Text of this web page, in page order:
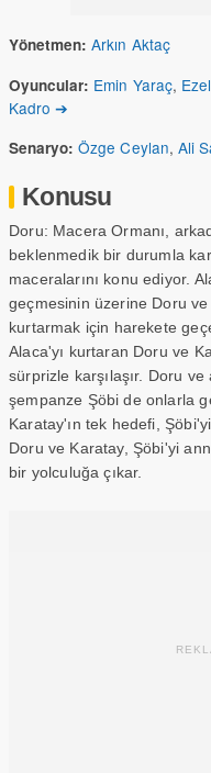
Yönetmen: Arkın Aktaç
Oyuncular: Emin Yaraç,
Kadro ➔
Senaryo: Özge Ceylan, Ali
Konusu
Doru: Macera Ormanı,
beklenmedik bir durumla
maceralarını konu ediyor.
geçmesinin üzerine Doru ve
kurtarmak için harekete
Alaca'yı kurtaran Doru ve
sürprizle karşılaşır. Doru
şempanze Şöbi de onlarla
Karatay'ın tek hedefi,
Doru ve Karatay, Şöbi'yi
bir yolculuğa çıkar.